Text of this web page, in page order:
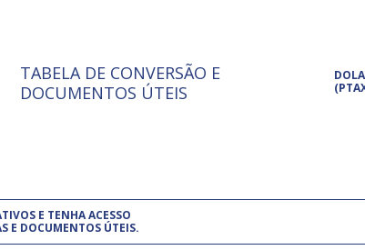
ISO 9001: 2015
A International Organization for
Standardization é um conjunto de
TABELA DE CONVERSÃO E
DOCUMENTOS ÚTEIS
E TENHA ACESSO
E DOCUMENTOS ÚTEIS.